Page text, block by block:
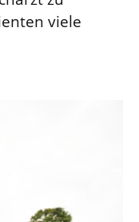
viele